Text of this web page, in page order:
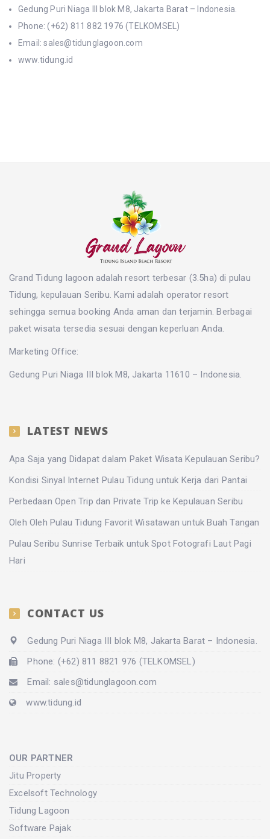
Gedung Puri Niaga III blok M8, Jakarta Barat – Indonesia.
Phone: (+62) 811 882 1976 (TELKOMSEL)
Email: sales@tidunglagoon.com
www.tidung.id
Grand Tidung lagoon adalah resort terbesar (3.5ha) di pulau
Tidung, kepulauan Seribu. Kami adalah operator resort
sehingga semua booking Anda aman dan terjamin. Berbagai
paket wisata tersedia sesuai dengan keperluan Anda.
Marketing Office:
Gedung Puri Niaga III blok M8, Jakarta 11610 – Indonesia.
LATEST NEWS
Apa Saja yang Didapat dalam Paket Wisata Kepulauan Seribu?
Kondisi Sinyal Internet Pulau Tidung untuk Kerja dari Pantai
Perbedaan Open Trip dan Private Trip ke Kepulauan Seribu
Oleh Oleh Pulau Tidung Favorit Wisatawan untuk Buah Tangan
Pulau Seribu Sunrise Terbaik untuk Spot Fotografi Laut Pagi
Hari
CONTACT US
Gedung Puri Niaga III blok M8, Jakarta Barat – Indonesia.
Phone: (+62) 811 8821 976 (TELKOMSEL)
Email: sales@tidunglagoon.com
www.tidung.id
OUR PARTNER
Jitu Property
Excelsoft Technology
Tidung Lagoon
Software Pajak